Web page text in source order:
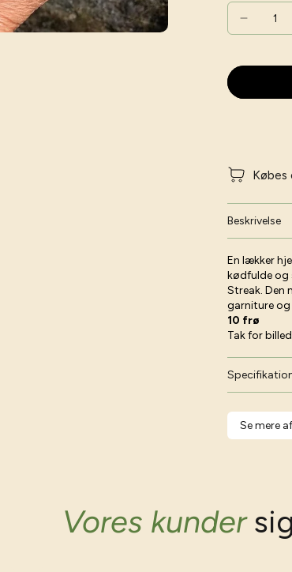
Købes
Beskrivelse
En lækker
kødfulde og
Streak. Den
garniture og
10 frø
Tak for
Se mere
Vores kunder